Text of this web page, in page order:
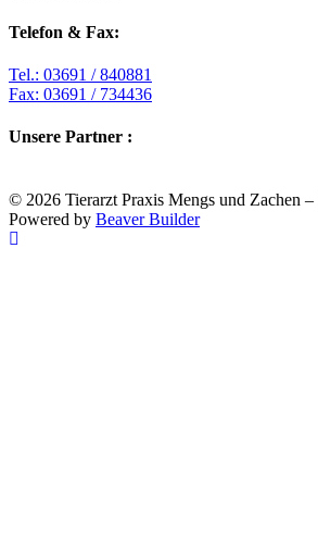
Telefon & Fax:
Tel.: 03691 / 840881
Fax: 03691 / 734436
Unsere Partner :
© 2026 Tierarzt Praxis Mengs und Zachen
Powered by Beaver Builder